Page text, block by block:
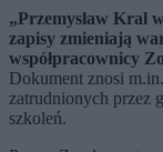
„Przemysław Kral
zapisy zmieniają
współpracownicy
Dokument znosi
zatrudnionych przez
szkoleń.